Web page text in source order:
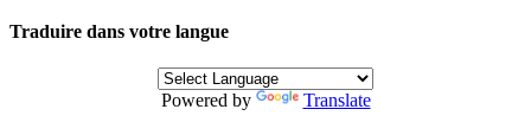
Traduire dans votre langue
Powered by Translate